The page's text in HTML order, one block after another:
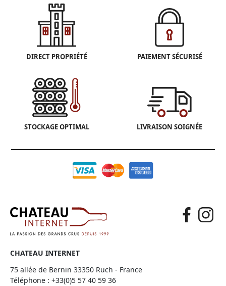
DIRECT PROPRIÉTÉ PAIEMENT SÉCURISÉ
STOCKAGE OPTIMAL LIVRAISON SOIGNÉE
CHATEAU INTERNET
75 allée de Bernin 33350 Ruch - France
Téléphone : +33(0)5 57 40 59 36